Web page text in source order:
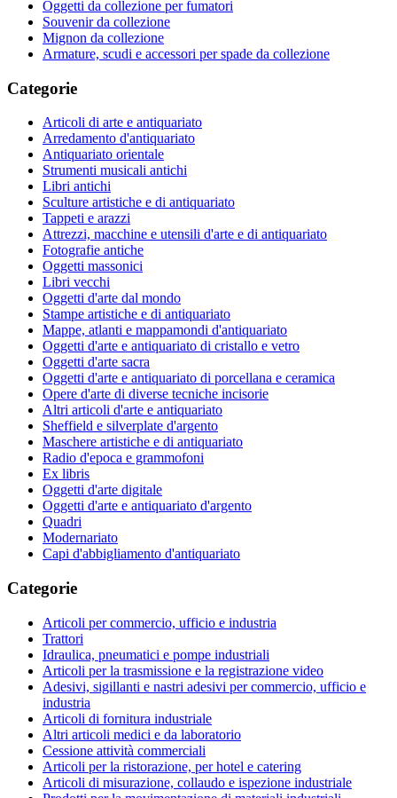
Oggetti da collezione per fumatori
Souvenir da collezione
Mignon da collezione
Armature, scudi e accessori per spade da collezione
Categorie
Articoli di arte e antiquariato
Arredamento d'antiquariato
Antiquariato orientale
Strumenti musicali antichi
Libri antichi
Sculture artistiche e di antiquariato
Tappeti e arazzi
Attrezzi, macchine e utensili d'arte e di antiquariato
Fotografie antiche
Oggetti massonici
Libri vecchi
Oggetti d'arte dal mondo
Stampe artistiche e di antiquariato
Mappe, atlanti e mappamondi d'antiquariato
Oggetti d'arte e antiquariato di cristallo e vetro
Oggetti d'arte sacra
Oggetti d'arte e antiquariato di porcellana e ceramica
Opere d'arte di diverse tecniche incisorie
Altri articoli d'arte e antiquariato
Sheffield e silverplate d'argento
Maschere artistiche e di antiquariato
Radio d'epoca e grammofoni
Ex libris
Oggetti d'arte digitale
Oggetti d'arte e antiquariato d'argento
Quadri
Modernariato
Capi d'abbigliamento d'antiquariato
Categorie
Articoli per commercio, ufficio e industria
Trattori
Idraulica, pneumatici e pompe industriali
Articoli per la trasmissione e la registrazione video
Adesivi, sigillanti e nastri adesivi per commercio, ufficio e
industria
Articoli di fornitura industriale
Altri articoli medici e da laboratorio
Cessione attività commerciali
Articoli per la ristorazione, per hotel e catering
Articoli di misurazione, collaudo e ispezione industriale